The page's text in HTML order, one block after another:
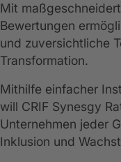
Mit
Bewertungen
und zuversichtliche
Transformation.
Mithilfe einfacher
will CRIF Synesgy
Unternehmen jeder
Inklusion und